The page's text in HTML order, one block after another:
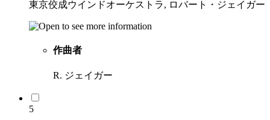
東京佼成ウインドオーケストラ, ロバート・ジェイガー
作曲者
R. ジェイガー
5